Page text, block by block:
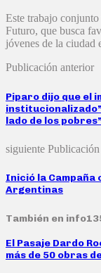
Este trabajo
Futuro, que busca
jóvenes de la ciudad
Publicación anterior
Piparo dijo que el
lado de los pobres”
siguiente Publicación
Inició la Campaña
Argentinas
También en
El Pasaje Dardo
más de 50 obras